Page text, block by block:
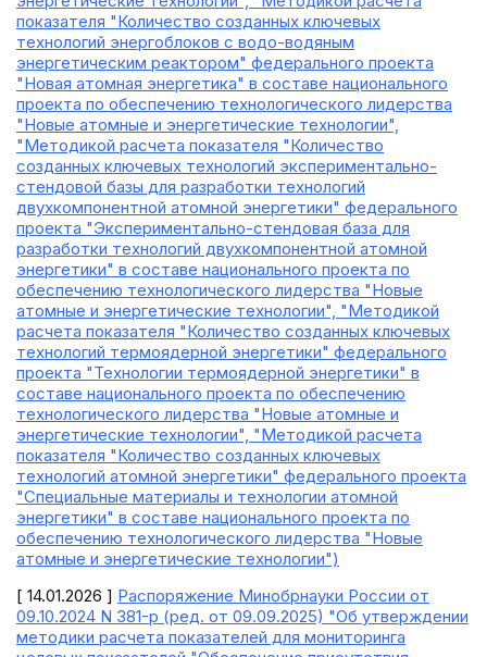
показателя "Количество созданных ключевых
технологий энергоблоков с водо-водяным
энергетическим реактором" федерального проекта
"Новая атомная энергетика" в составе национального
проекта по обеспечению технологического лидерства
"Новые атомные и энергетические технологии",
"Методикой расчета показателя "Количество
созданных ключевых технологий экспериментально-
стендовой базы для разработки технологий
двухкомпонентной атомной энергетики" федерального
проекта "Экспериментально-стендовая база для
разработки технологий двухкомпонентной атомной
энергетики" в составе национального проекта по
обеспечению технологического лидерства "Новые
атомные и энергетические технологии", "Методикой
расчета показателя "Количество созданных ключевых
технологий термоядерной энергетики" федерального
проекта "Технологии термоядерной энергетики" в
составе национального проекта по обеспечению
технологического лидерства "Новые атомные и
энергетические технологии", "Методикой расчета
показателя "Количество созданных ключевых
технологий атомной энергетики" федерального проекта
"Специальные материалы и технологии атомной
энергетики" в составе национального проекта по
обеспечению технологического лидерства "Новые
атомные и энергетические технологии")
[ 14.01.2026 ] Распоряжение Минобрнауки России от
09.10.2024 N 381-р (ред. от 09.09.2025) "Об утверждении
методики расчета показателей для мониторинга